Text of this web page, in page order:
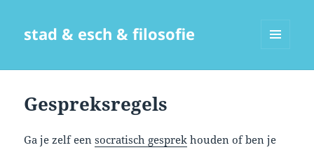
stad & esch & filosofie
Gespreksregels
Ga je zelf eensocratisch gesprek houden of ben je